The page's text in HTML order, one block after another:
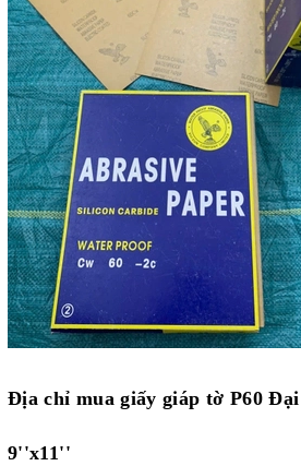
Địa chỉ mua giấy giáp tờ P60
9''x11''